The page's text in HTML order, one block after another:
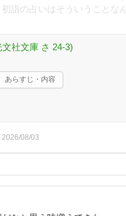
詣の占いはそういうことな
社文庫 さ 24-3)
あらすじ・内容
2026/08/03